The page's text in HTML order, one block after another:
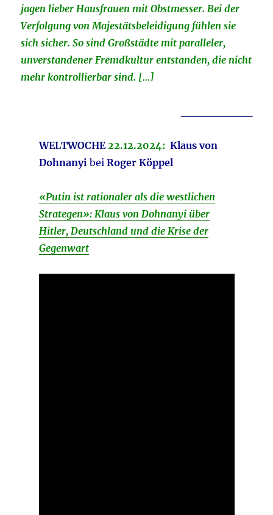
jagen lieber Hausfrauen mit Obstmesser. Bei der
Verfolgung von Majestätsbeleidigung fühlen sie
sich sicher. So sind Großstädte mit paralleler,
unverstandener Fremdkultur entstanden, die nicht
mehr kontrollierbar sind. […]
WELTWOCHE22.12.2024: Klaus von
Dohnanyi beiRoger Köppel
«Putin ist rationaler als die westlichen
Strategen»: Klaus von Dohnanyi über
Hitler, Deutschland und die Krise der
Gegenwart